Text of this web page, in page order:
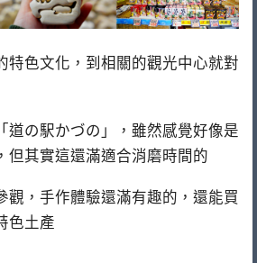
特色文化，到相關的觀光中心就對
道の駅かづの」，雖然感覺好像是
但其實這還滿適合消磨時間的
觀，手作體驗還滿有趣的，還能買
色土產